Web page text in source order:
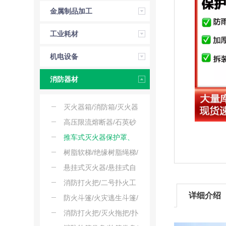
金属制品加工
工业耗材
机电设备
消防器材
灭火器箱/消防箱/灭火器
放置箱/消防器材箱
高压限流熔断器/石英砂
限流高压熔断器/高分断
能力高压熔断器
推车式灭火器保护罩、
灭火器保护罩/室外灭火
器保护外套
树脂软梯/绝缘树脂绳梯/
环氧树脂软梯
悬挂式灭火器/悬挂式自
动灭火装置/温控悬挂灭
火球
消防打火把/二号扑火工
具/扑火拖把
防火斗篷/火灾逃生斗篷/
连帽防火逃生披风
消防打火把/灭火拖把/扑
详细介绍